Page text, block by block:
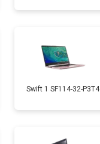
Заказать
Swift 1 SF114-32-P3T4